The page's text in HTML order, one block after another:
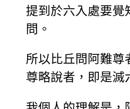
提到於六入處要覺
問。
所以比丘問阿難尊
尊略說者，即是滅